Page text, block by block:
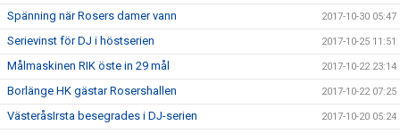
Spänning när Rosers damer vann 2017-10-30 05:47
Serievinst för DJ i höstserien 2017-10-25 11:51
Målmaskinen RIK öste in 29 mål 2017-10-22 23:14
Borlänge HK gästar Rosershallen 2017-10-22 07:25
VästeråsIrsta besegrades i DJ-serien 2017-10-20 05:24